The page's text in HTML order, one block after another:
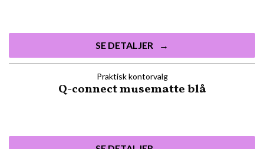
SE DETALJER
Praktisk kontorvalg
Q-connect musematte blå